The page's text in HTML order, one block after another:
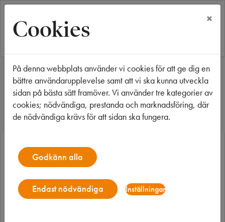
Start Våra fastigheter Växjö Plåtslagaren 5
Plåtslagaren 5
Cookies ×
På denna webbplats använder vi cookies för att ge dig en
bättre användarupplevelse samt att vi ska kunna utveckla
sidan på bästa sätt framöver. Vi använder tre kategorier av
cookies; nödvändiga, prestanda och marknadsföring, där
de nödvändiga krävs för att sidan ska fungera.
Godkänn alla
Endast nödvändiga Inställningar